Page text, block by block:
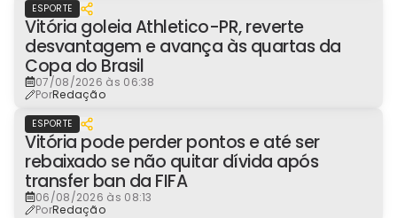
ESPORTE
Vitória goleia Athletico-PR, reverte
desvantagem e avança às quartas da
Copa do Brasil
07/08/2026 às 06:38
PorRedação
ESPORTE
Vitória pode perder pontos e até ser
rebaixado se não quitar dívida após
transfer ban da FIFA
06/08/2026 às 08:13
PorRedação